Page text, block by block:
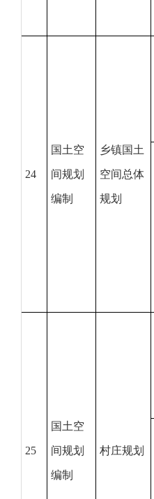
24
国土空
间规划
编制
乡镇国土
空间总体
规划
25
国土空
间规划
编制
村庄规划